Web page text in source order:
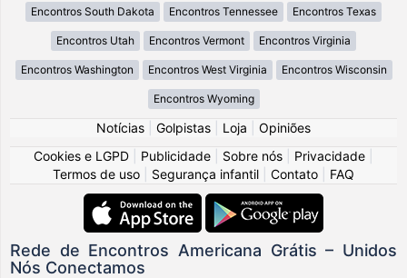
Encontros South Dakota Encontros Tennessee Encontros Texas
Encontros Utah Encontros Vermont Encontros Virginia
Encontros Washington Encontros West Virginia Encontros Wisconsin
Encontros Wyoming
Notícias Golpistas Loja
Opiniões
Cookies e LGPD
Publicidade Sobre nós Privacidade
Termos de uso
Segurança infantil Contato FAQ
Rede de Encontros Americana Grátis – Unidos
Nós Conectamos